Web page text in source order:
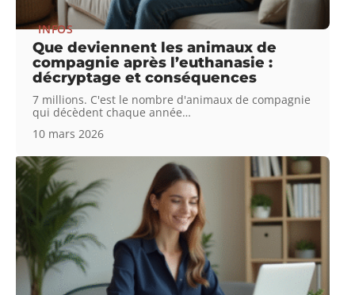
INFOS
Que deviennent les animaux de
compagnie après l’euthanasie :
décryptage et conséquences
7 millions. C'est le nombre d'animaux de compagnie
qui décèdent chaque année…
10 mars 2026